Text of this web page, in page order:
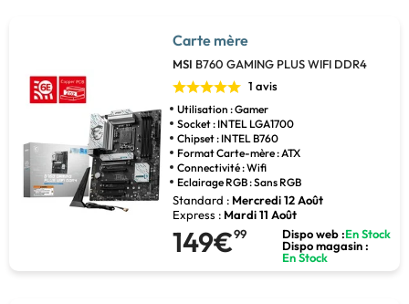
Carte mère
MSI B760 GAMING PLUS WIFI DDR4
1 avis
Utilisation : Gamer
Socket : INTEL LGA1700
Chipset : INTEL B760
Format Carte-mère : ATX
Connectivité : Wifi
Eclairage RGB : Sans RGB
Standard : Mercredi 12 Août
Express : Mardi 11 Août
149€99 Dispo web :En Stock
Dispo magasin :
En Stock